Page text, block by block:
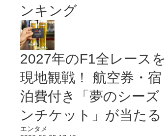
ンキング
2027年のF1全レースを
現地観戦！ 航空券・宿
泊費付き「夢のシーズ
ンチケット」が当たる
エンタメ